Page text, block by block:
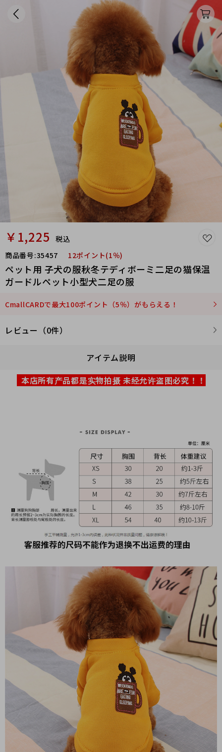
￥1,225
税込
商品番号:35457 12ポイント(1％)
ペット用 子犬の服秋冬テディボーミ二足の猫保温
ガードルペット小型犬二足の服
CmallCARDで最大100ポイント（5％）がもらえる！
レビュー（0件）
アイテム説明
本店所有产品都是实物拍摄 未经允许盗图必究！！